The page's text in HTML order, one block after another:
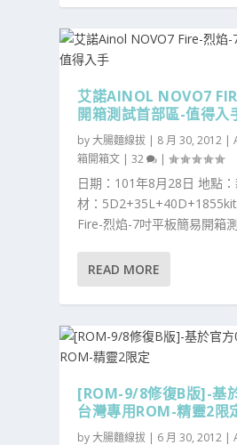
艾諾AINOL NOVO7
開箱測試首部區-值得入
by大腸麵線拔 | 8 月 30, 2012 |
箱開箱文 |32 |
日期：101年8月28日 地點
材：
Fire-烈焰-7吋平板簡易開箱
READ MORE
[ROM-9/8修復B版]-基
台灣專用ROM-精靈2限
by大腸麵線拔 | 6 月 30, 2012 |